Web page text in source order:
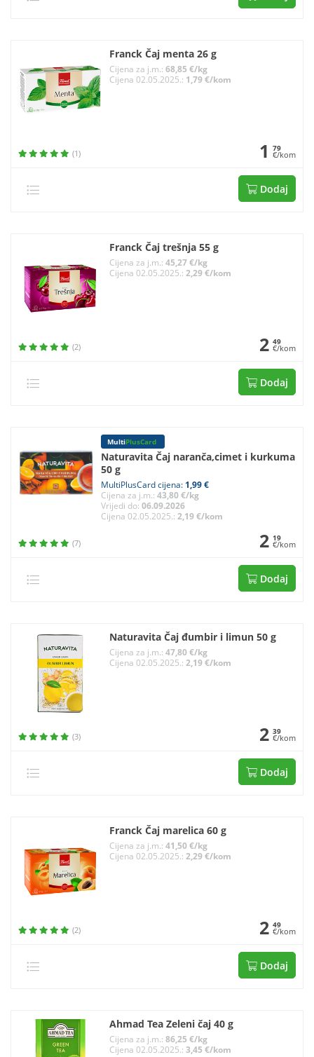
Franck Čaj menta 26 g
Cijena za j.m.: 68,85 €/kg
Cijena 02.05.2025.: 1,79 €/kom
(1) 1 79
€/kom
Dodaj
Franck Čaj trešnja 55 g
Cijena za j.m.: 45,27 €/kg
Cijena 02.05.2025.: 2,29 €/kom
(2) 2 49
€/kom
Dodaj
MultiPlusCard
Naturavita Čaj naranča,cimet i kurkuma
50 g
MultiPlusCard cijena: 1,99 €
Cijena za j.m.: 43,80 €/kg
Vrijedi do: 06.09.2026
Cijena 02.05.2025.: 2,19 €/kom
(7) 2 19
€/kom
Dodaj
Naturavita Čaj đumbir i limun 50 g
Cijena za j.m.: 47,80 €/kg
Cijena 02.05.2025.: 2,19 €/kom
(3) 2 39
€/kom
Dodaj
Franck Čaj marelica 60 g
Cijena za j.m.: 41,50 €/kg
Cijena 02.05.2025.: 2,29 €/kom
(2) 2 49
€/kom
Dodaj
Ahmad Tea Zeleni čaj 40 g
Cijena za j.m.: 86,25 €/kg
Cijena 02.05.2025.: 3,45 €/kom